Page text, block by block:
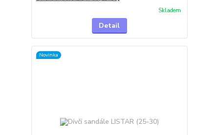
Skladem
Detail
Novinka